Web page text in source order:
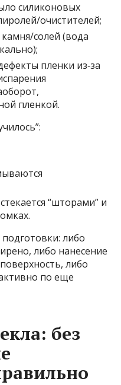
силиконовых
очистителей;
солей (вода
пленки из‑за
пленкой.
“шторами” и
либо
либо нанесение
либо
по еще
без